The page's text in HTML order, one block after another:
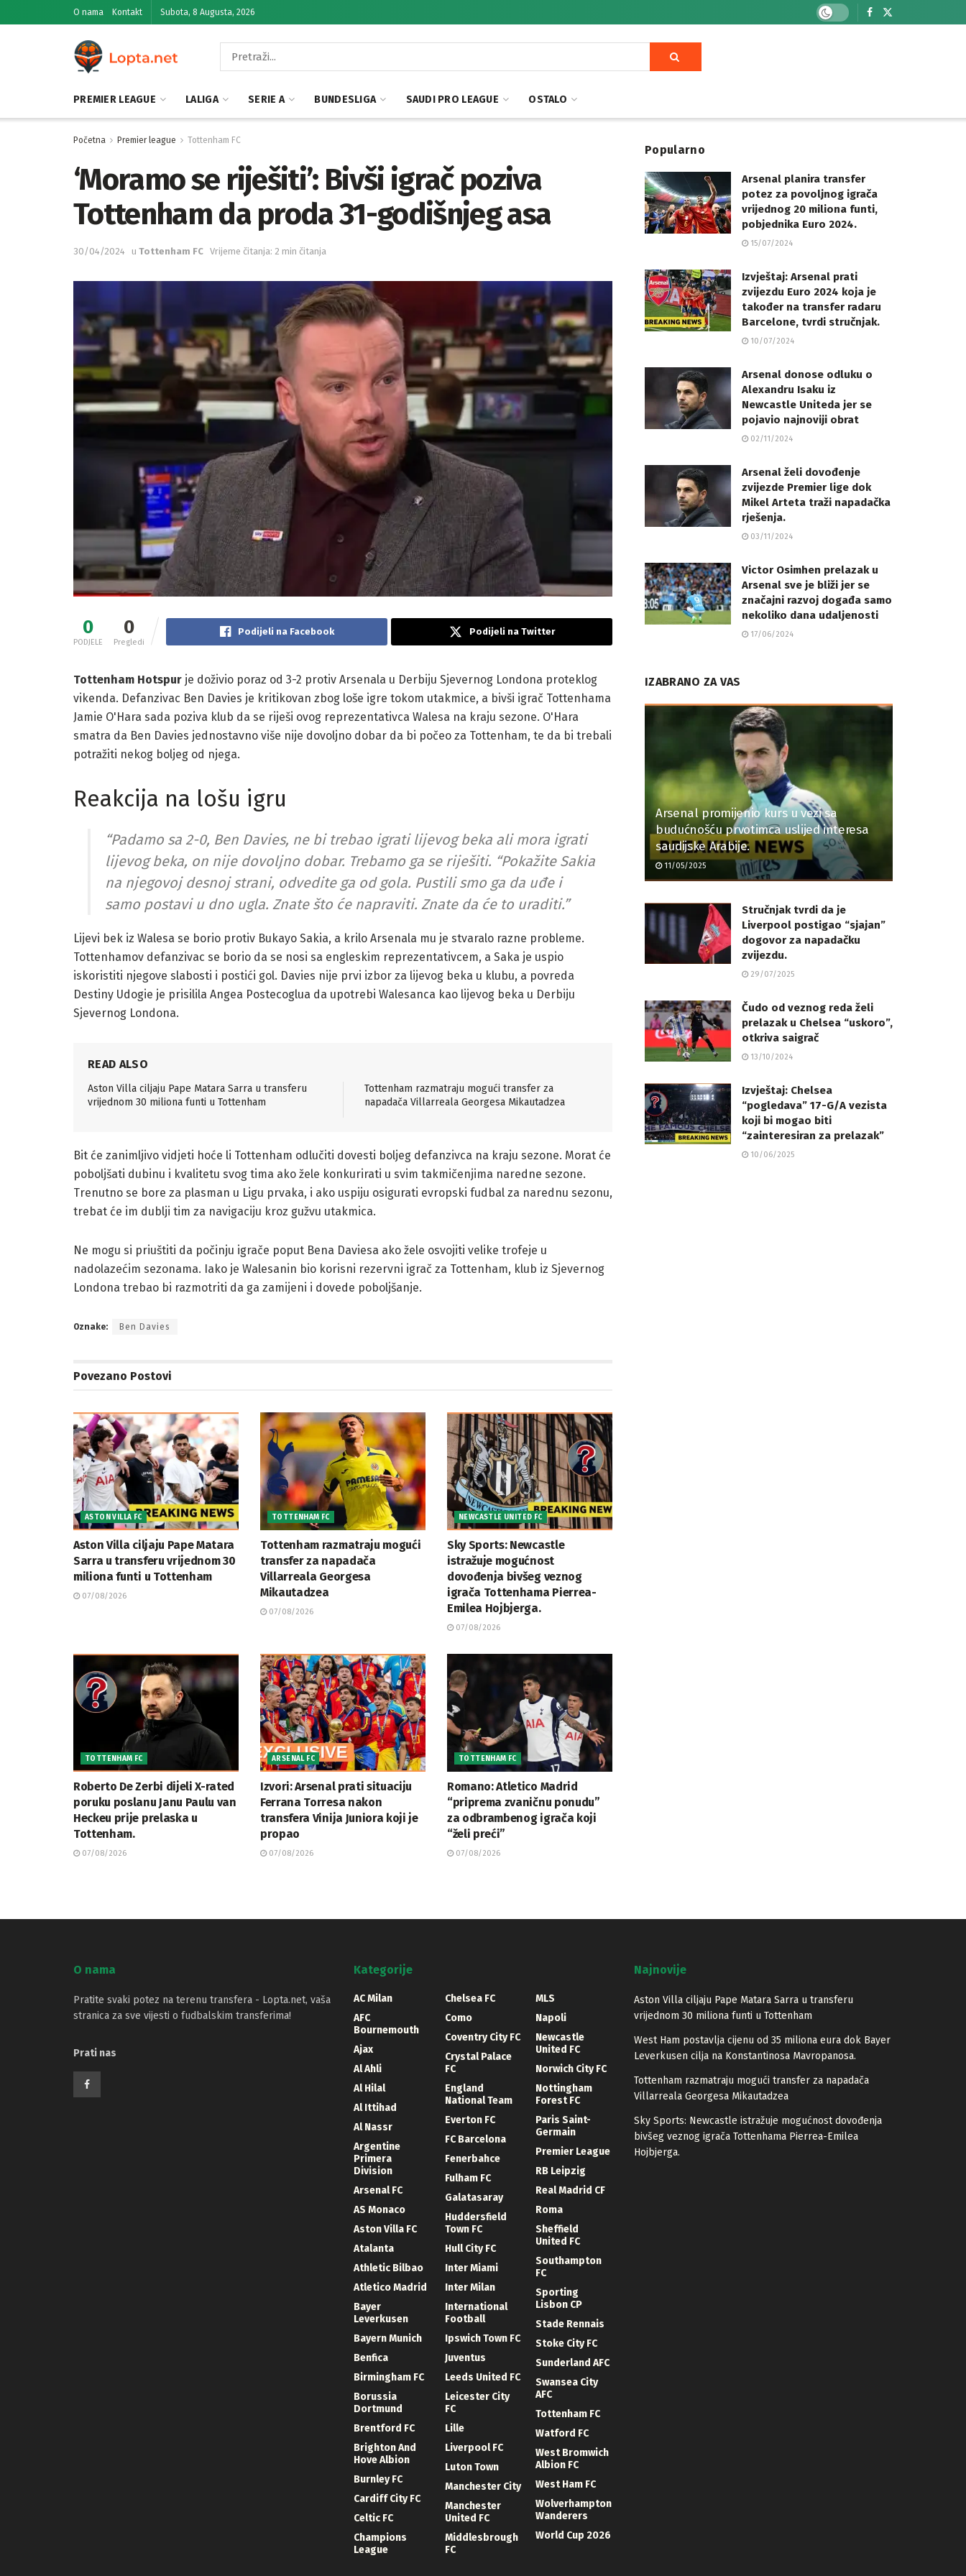
O nama Kontakt Subota, 8 Augusta, 2026
PREMIER LEAGUE LALIGA SERIE A BUNDESLIGA SAUDI PRO LEAGUE OSTALO
Početna Premier league Tottenham FC
‘Moramo se riješiti’: Bivši igrač poziva
Tottenham da proda 31-godišnjeg asa
30/04/2024 u Tottenham FC Vrijeme čitanja: 2 min čitanja
0
PODJELE
0
Pregledi
Podijeli na Facebook Podijeli na Twitter
Tottenham Hotspur je doživio poraz od 3-2 protiv Arsenala u Derbiju Sjevernog Londona proteklog
vikenda. Defanzivac Ben Davies je kritikovan zbog loše igre tokom utakmice, a bivši igrač Tottenhama
Jamie O'Hara sada poziva klub da se riješi ovog reprezentativca Walesa na kraju sezone. O'Hara
smatra da Ben Davies jednostavno više nije dovoljno dobar da bi počeo za Tottenham, te da bi trebali
potražiti nekog boljeg od njega.
Reakcija na lošu igru
“Padamo sa 2-0, Ben Davies, ne bi trebao igrati lijevog beka ali mora igrati
lijevog beka, on nije dovoljno dobar. Trebamo ga se riješiti. “Pokažite Sakia
na njegovoj desnoj strani, odvedite ga od gola. Pustili smo ga da uđe i
samo postavi u dno ugla. Znate što će napraviti. Znate da će to uraditi.”
Lijevi bek iz Walesa se borio protiv Bukayo Sakia, a krilo Arsenala mu je stvaralo razne probleme.
Tottenhamov defanzivac se borio da se nosi sa engleskim reprezentativcem, a Saka je uspio
iskoristiti njegove slabosti i postići gol. Davies nije prvi izbor za lijevog beka u klubu, a povreda
Destiny Udogie je prisilila Angea Postecoglua da upotrebi Walesanca kao lijevog beka u Derbiju
Sjevernog Londona.
READ ALSO
Aston Villa ciljaju Pape Matara Sarra u transferu
vrijednom 30 miliona funti u Tottenham
Tottenham razmatraju mogući transfer za
napadača Villarreala Georgesa Mikautadzea
Bit će zanimljivo vidjeti hoće li Tottenham odlučiti dovesti boljeg defanzivca na kraju sezone. Morat će
poboljšati dubinu i kvalitetu svog tima ako žele konkurirati u svim takmičenjima naredne sezone.
Trenutno se bore za plasman u Ligu prvaka, i ako uspiju osigurati evropski fudbal za narednu sezonu,
trebat će im dublji tim za navigaciju kroz gužvu utakmica.
Ne mogu si priuštiti da počinju igrače poput Bena Daviesa ako žele osvojiti velike trofeje u
nadolazećim sezonama. Iako je Walesanin bio korisni rezervni igrač za Tottenham, klub iz Sjevernog
Londona trebao bi razmotriti da ga zamijeni i dovede poboljšanje.
Oznake: Ben Davies
Povezano Postovi
ASTON VILLA FC
Aston Villa ciljaju Pape Matara
Sarra u transferu vrijednom 30
miliona funti u Tottenham
07/08/2026
TOTTENHAM FC
Tottenham razmatraju mogući
transfer za napadača
Villarreala Georgesa
Mikautadzea
07/08/2026
NEWCASTLE UNITED FC
Sky Sports: Newcastle
istražuje mogućnost
dovođenja bivšeg veznog
igrača Tottenhama Pierrea-
Emilea Hojbjerga.
07/08/2026
TOTTENHAM FC
Roberto De Zerbi dijeli X-rated
poruku poslanu Janu Paulu van
Heckeu prije prelaska u
Tottenham.
07/08/2026
ARSENAL FC
Izvori: Arsenal prati situaciju
Ferrana Torresa nakon
transfera Vinija Juniora koji je
propao
07/08/2026
TOTTENHAM FC
Romano: Atletico Madrid
“priprema zvaničnu ponudu”
za odbrambenog igrača koji
“želi preći”
07/08/2026
Popularno
Arsenal planira transfer
potez za povoljnog igrača
vrijednog 20 miliona funti,
pobjednika Euro 2024.
15/07/2024
Izvještaj: Arsenal prati
zvijezdu Euro 2024 koja je
također na transfer radaru
Barcelone, tvrdi stručnjak.
10/07/2024
Arsenal donose odluku o
Alexandru Isaku iz
Newcastle Uniteda jer se
pojavio najnoviji obrat
02/11/2024
Arsenal želi dovođenje
zvijezde Premier lige dok
Mikel Arteta traži napadačka
rješenja.
03/11/2024
Victor Osimhen prelazak u
Arsenal sve je bliži jer se
značajni razvoj događa samo
nekoliko dana udaljenosti
17/06/2024
IZABRANO ZA VAS
Arsenal promijenio kurs u vezi sa
budućnošću prvotimca uslijed interesa
saudijske Arabije.
11/05/2025
Stručnjak tvrdi da je
Liverpool postigao “sjajan”
dogovor za napadačku
zvijezdu.
29/07/2025
Čudo od veznog reda želi
prelazak u Chelsea “uskoro”,
otkriva saigrač
13/10/2024
Izvještaj: Chelsea
“pogledava” 17-G/A vezista
koji bi mogao biti
“zainteresiran za prelazak”
10/06/2025
O nama
Pratite svaki potez na terenu transfera - Lopta.net, vaša
stranica za sve vijesti o fudbalskim transferima!
Prati nas
Kategorije
AC Milan
AFC
Bournemouth
Ajax
Al Ahli
Al Hilal
Al Ittihad
Al Nassr
Argentine
Primera
Division
Arsenal FC
AS Monaco
Aston Villa FC
Atalanta
Athletic Bilbao
Atletico Madrid
Bayer
Leverkusen
Bayern Munich
Benfica
Birmingham FC
Borussia
Dortmund
Brentford FC
Brighton And
Hove Albion
Burnley FC
Cardiff City FC
Celtic FC
Champions
League
Chelsea FC
Como
Coventry City FC
Crystal Palace
FC
England
National Team
Everton FC
FC Barcelona
Fenerbahce
Fulham FC
Galatasaray
Huddersfield
Town FC
Hull City FC
Inter Miami
Inter Milan
International
Football
Ipswich Town FC
Juventus
Leeds United FC
Leicester City
FC
Lille
Liverpool FC
Luton Town
Manchester City
Manchester
United FC
Middlesbrough
FC
MLS
Napoli
Newcastle
United FC
Norwich City FC
Nottingham
Forest FC
Paris Saint-
Germain
Premier League
RB Leipzig
Real Madrid CF
Roma
Sheffield
United FC
Southampton
FC
Sporting
Lisbon CP
Stade Rennais
Stoke City FC
Sunderland AFC
Swansea City
AFC
Tottenham FC
Watford FC
West Bromwich
Albion FC
West Ham FC
Wolverhampton
Wanderers
World Cup 2026
Najnovije
Aston Villa ciljaju Pape Matara Sarra u transferu
vrijednom 30 miliona funti u Tottenham
West Ham postavlja cijenu od 35 miliona eura dok Bayer
Leverkusen cilja na Konstantinosa Mavropanosa.
Tottenham razmatraju mogući transfer za napadača
Villarreala Georgesa Mikautadzea
Sky Sports: Newcastle istražuje mogućnost dovođenja
bivšeg veznog igrača Tottenhama Pierrea-Emilea
Hojbjerga.